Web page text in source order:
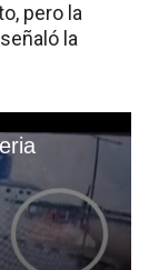
pero la
la